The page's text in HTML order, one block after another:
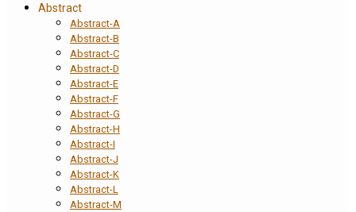
Abstract
Abstract-A
Abstract-B
Abstract-C
Abstract-D
Abstract-E
Abstract-F
Abstract-G
Abstract-H
Abstract-I
Abstract-J
Abstract-K
Abstract-L
Abstract-M